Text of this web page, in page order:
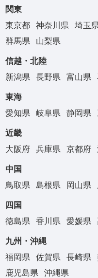
関東
東京都
神奈川県 埼玉
群馬県
山梨県
信越・北陸
新潟県
長野県 富山県
東海
愛知県
岐阜県 静岡県
近畿
大阪府
兵庫県 京都府
中国
鳥取県
島根県 岡山県
四国
徳島県
香川県 愛媛県
九州・沖縄
福岡県
佐賀県 長崎県
鹿児島県
沖縄県